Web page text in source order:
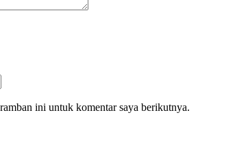
ini untuk komentar saya berikutnya.